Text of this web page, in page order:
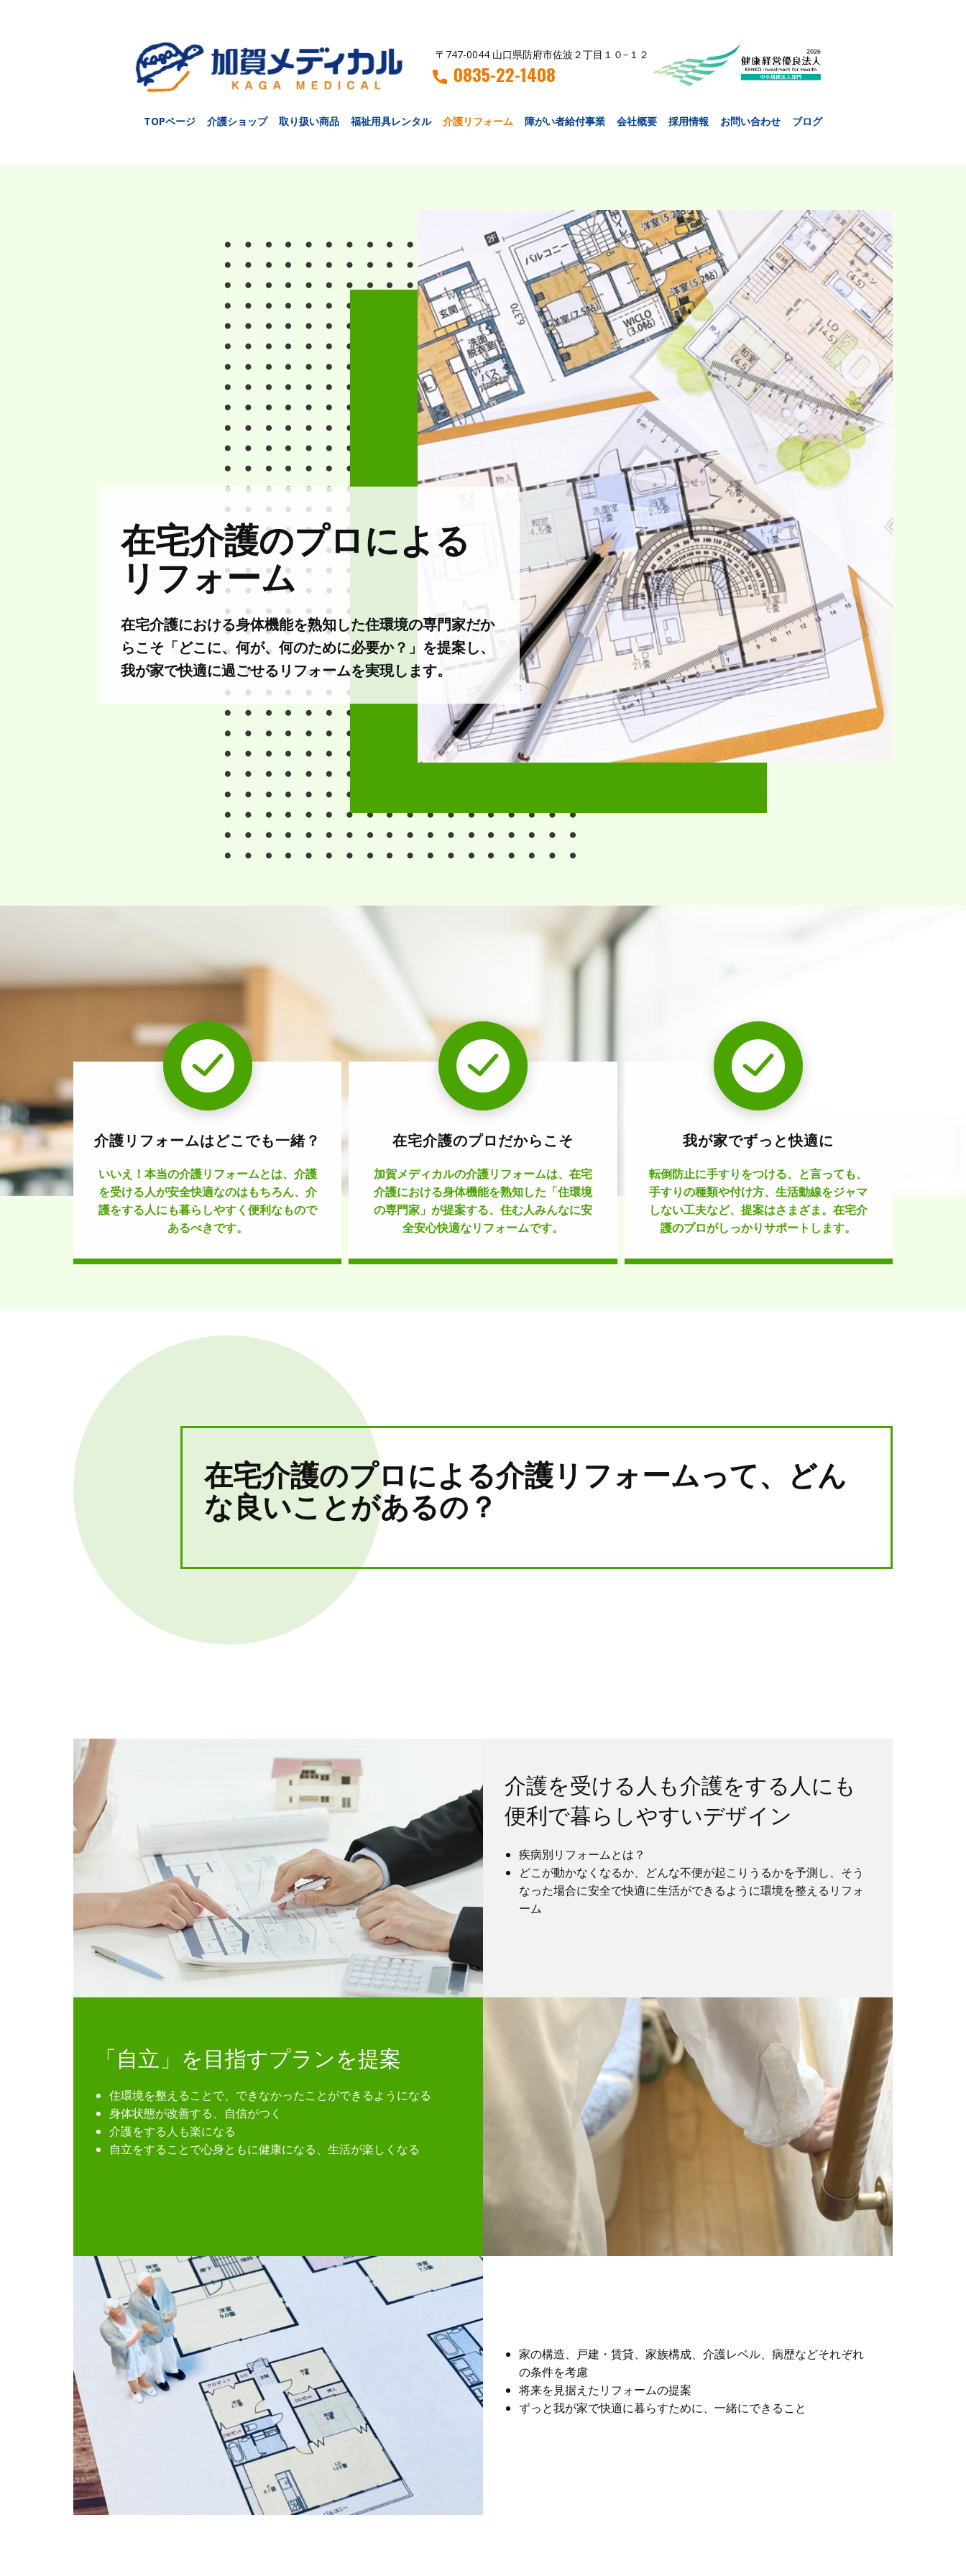
〒747-0044 山口県防府市佐波２丁目１０−１２
0835-22-1408
TOPページ 介護ショップ 取り扱い商品 福祉用具レンタル 介護リフォーム 障がい者給付事業 会社概要 採用情報 お問い合わせ ブログ
在宅介護のプロによる
リフォーム
在宅介護における身体機能を熟知した住環境の専門家だか
らこそ「どこに、何が、何のために必要か？」を提案し、
我が家で快適に過ごせるリフォームを実現します。
介護リフォームはどこでも一緒？
いいえ！本当の介護リフォームとは、介護
を受ける人が安全快適なのはもちろん、介
護をする人にも暮らしやすく便利なもので
あるべきです。
在宅介護のプロだからこそ
加賀メディカルの介護リフォームは、在宅
介護における身体機能を熟知した「住環境
の専門家」が提案する、住む人みんなに安
全安心快適なリフォームです。
我が家でずっと快適に
転倒防止に手すりをつける、と言っても、
手すりの種類や付け方、生活動線をジャマ
しない工夫など、提案はさまざま。在宅介
護のプロがしっかりサポートします。
在宅介護のプロによる介護リフォームって、どん
な良いことがあるの？
介護を受ける人も介護をする人にも
便利で暮らしやすいデザイン
疾病別リフォームとは？
どこが動かなくなるか、どんな不便が起こりうるかを予測し、そう
なった場合に安全で快適に生活ができるように環境を整えるリフォ
ーム
「自立」を目指すプランを提案
住環境を整えることで、できなかったことができるようになる
身体状態が改善する、自信がつく
介護をする人も楽になる
自立をすることで心身ともに健康になる、生活が楽しくなる
家の構造、戸建・賃貸、家族構成、介護レベル、病歴などそれぞれ
の条件を考慮
将来を見据えたリフォームの提案
ずっと我が家で快適に暮らすために、一緒にできること